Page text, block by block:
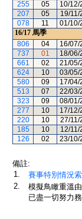
255
05 10/12/
207
05 19/11/
078
11 01/10/
16/17 馬季
806
04 16/07/
737
01 18/06/
661
02 21/05/
624
10 03/05/
580
09 17/04/
513
07 22/03/
323
09 08/01/
277
10 17/12/
220
10 27/11/
185
10 12/11/
126
02 23/10/
備註:
1.
賽事特別情況索
2.
模擬鳥瞰重溫
已盡一切努力